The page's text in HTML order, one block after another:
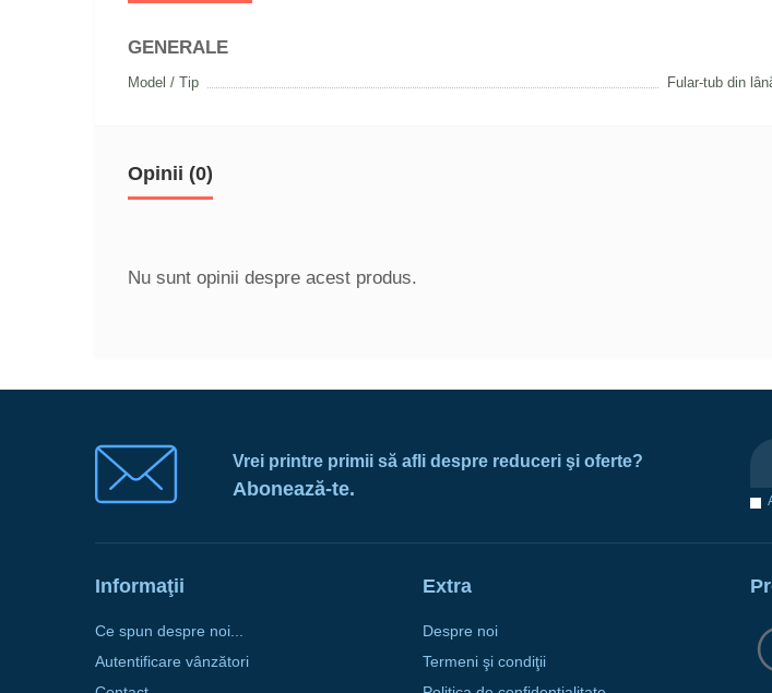
GENERALE
Model / Tip Fular-tub din
Opinii (0)
Nu sunt opinii despre acest produs.
Vrei printre primii să afli despre reduceri şi oferte?
Abonează-te.
Informaţii
Ce spun despre noi...
Autentificare vânzători
Extra
Despre noi
Termeni şi condiţii